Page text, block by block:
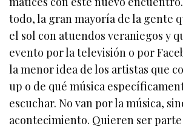
todo, la gran mayoría de la gente
el sol con atuendos veraniegos y
evento por la televisión o por
la menor idea de los artistas que
up o de qué música
escuchar. No van por la música,
acontecimiento. Quieren ser